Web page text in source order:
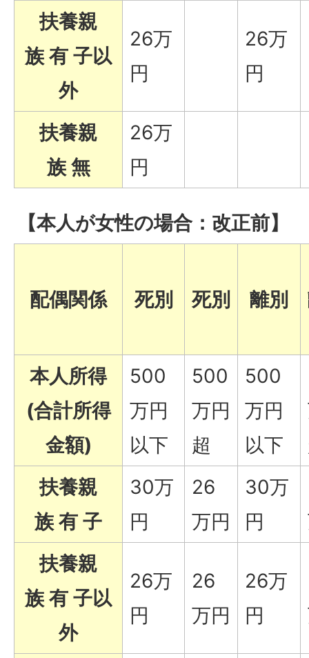
扶養親
族 有 子以
外
26万
円
26万
円
扶養親
族 無
26万
円
【本人が女性の場合：改正前】
配偶関係 死別 死別 離別
本人所得
(合計所得
金額)
500
万円
以下
500
万円
超
500
万円
以下
扶養親
族 有 子
30万
円
26
万円
30万
円
扶養親
族 有 子以
外
26万
円
26
万円
26万
円